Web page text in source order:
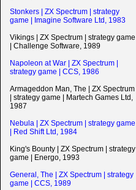
Stonkers | ZX Spectrum | strategy
game | Imagine Software Ltd, 1983
Vikings | ZX Spectrum | strategy game
| Challenge Software, 1989
Napoleon at War | ZX Spectrum |
strategy game | CCS, 1986
Armageddon Man, The | ZX Spectrum
| strategy game | Martech Games Ltd,
1987
Nebula | ZX Spectrum | strategy game
| Red Shift Ltd, 1984
King's Bounty | ZX Spectrum | strategy
game | Energo, 1993
General, The | ZX Spectrum | strategy
game | CCS, 1989